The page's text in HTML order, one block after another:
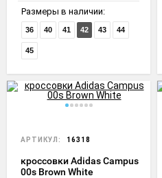
Размеры в наличии:
36 40 41 42 43 44
45
АРТИКУЛ: 16318
кроссовки Adidas Campus
00s Brown White